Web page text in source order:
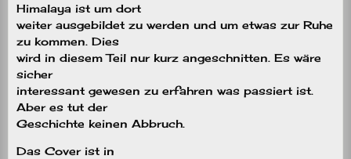
Himalaya ist um dort
weiter ausgebildet zu werden und um etwas zur Ruhe
zu kommen. Dies
wird in diesem Teil nur kurz angeschnitten. Es wäre
sicher
interessant gewesen zu erfahren was passiert ist.
Aber es tut der
Geschichte keinen Abbruch.
Das Cover ist in